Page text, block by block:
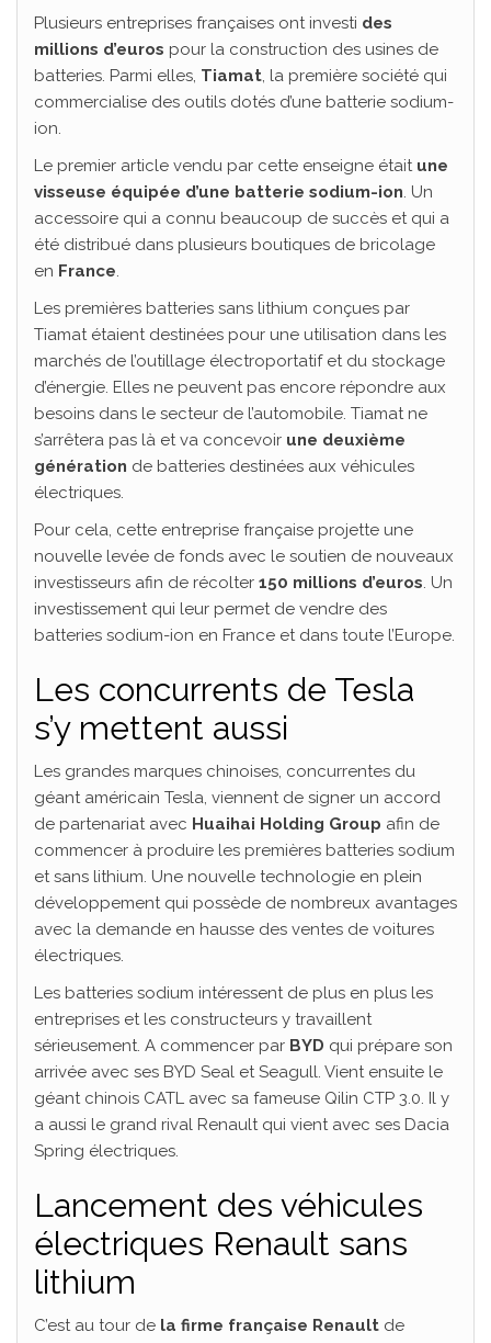
Plusieurs entreprises françaises ont investi des
millions d’euros pour la construction des usines de
batteries. Parmi elles, Tiamat, la première société qui
commercialise des outils dotés d’une batterie sodium-
ion.
Le premier article vendu par cette enseigne était une
visseuse équipée d’une batterie sodium-ion. Un
accessoire qui a connu beaucoup de succès et qui a
été distribué dans plusieurs boutiques de bricolage
en France.
Les premières batteries sans lithium conçues par
Tiamat étaient destinées pour une utilisation dans les
marchés de l’outillage électroportatif et du stockage
d’énergie. Elles ne peuvent pas encore répondre aux
besoins dans le secteur de l’automobile. Tiamat ne
s’arrêtera pas là et va concevoir une deuxième
génération de batteries destinées aux véhicules
électriques.
Pour cela, cette entreprise française projette une
nouvelle levée de fonds avec le soutien de nouveaux
investisseurs afin de récolter 150 millions d’euros. Un
investissement qui leur permet de vendre des
batteries sodium-ion en France et dans toute l’Europe.
Les concurrents de Tesla
s’y mettent aussi
Les grandes marques chinoises, concurrentes du
géant américain Tesla, viennent de signer un accord
de partenariat avec Huaihai Holding Group afin de
commencer à produire les premières batteries sodium
et sans lithium. Une nouvelle technologie en plein
développement qui possède de nombreux avantages
avec la demande en hausse des ventes de voitures
électriques.
Les batteries sodium intéressent de plus en plus les
entreprises et les constructeurs y travaillent
sérieusement. A commencer par BYD qui prépare son
arrivée avec ses BYD Seal et Seagull. Vient ensuite le
géant chinois CATL avec sa fameuse Qilin CTP 3.0. Il y
a aussi le grand rival Renault qui vient avec ses Dacia
Spring électriques.
Lancement des véhicules
électriques Renault sans
lithium
C’est au tour de la firme française Renault de